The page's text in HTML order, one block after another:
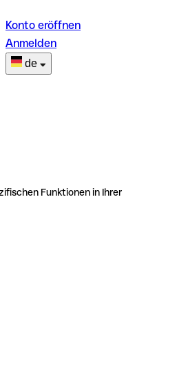
Konto eröffnen
Anmelden
de
Funktionen in Ihrer